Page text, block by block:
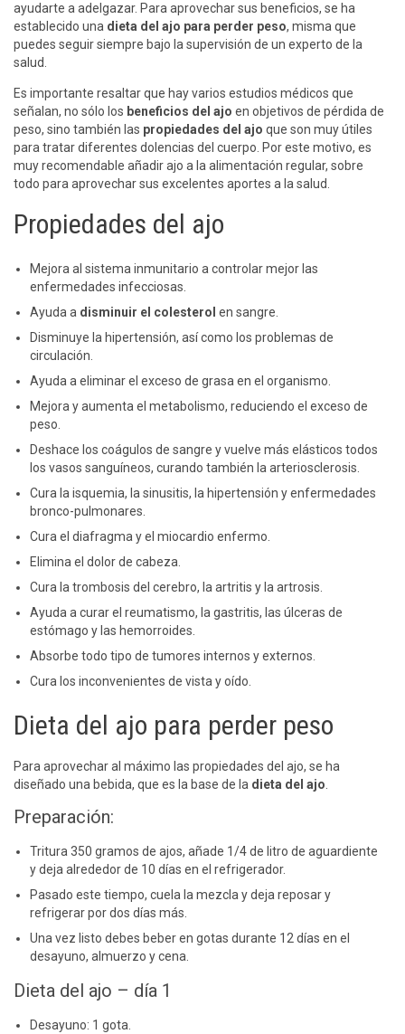
ayudarte a adelgazar. Para aprovechar sus beneficios, se ha
establecido una dieta del ajo para perder peso, misma que
puedes seguir siempre bajo la supervisión de un experto de la
salud.
Es importante resaltar que hay varios estudios médicos que
señalan, no sólo los beneficios del ajo en objetivos de pérdida de
peso, sino también las propiedades del ajo que son muy útiles
para tratar diferentes dolencias del cuerpo. Por este motivo, es
muy recomendable añadir ajo a la alimentación regular, sobre
todo para aprovechar sus excelentes aportes a la salud.
Propiedades del ajo
Mejora al sistema inmunitario a controlar mejor las
enfermedades infecciosas.
Ayuda a disminuir el colesterol en sangre.
Disminuye la hipertensión, así como los problemas de
circulación.
Ayuda a eliminar el exceso de grasa en el organismo.
Mejora y aumenta el metabolismo, reduciendo el exceso de
peso.
Deshace los coágulos de sangre y vuelve más elásticos todos
los vasos sanguíneos, curando también la arteriosclerosis.
Cura la isquemia, la sinusitis, la hipertensión y enfermedades
bronco-pulmonares.
Cura el diafragma y el miocardio enfermo.
Elimina el dolor de cabeza.
Cura la trombosis del cerebro, la artritis y la artrosis.
Ayuda a curar el reumatismo, la gastritis, las úlceras de
estómago y las hemorroides.
Absorbe todo tipo de tumores internos y externos.
Cura los inconvenientes de vista y oído.
Dieta del ajo para perder peso
Para aprovechar al máximo las propiedades del ajo, se ha
diseñado una bebida, que es la base de la dieta del ajo.
Preparación:
Tritura 350 gramos de ajos, añade 1/4 de litro de aguardiente
y deja alrededor de 10 días en el refrigerador.
Pasado este tiempo, cuela la mezcla y deja reposar y
refrigerar por dos días más.
Una vez listo debes beber en gotas durante 12 días en el
desayuno, almuerzo y cena.
Dieta del ajo – día 1
Desayuno: 1 gota.